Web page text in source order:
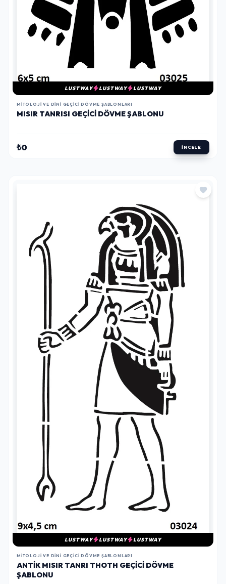
LUSTWAY LUSTWAY LUSTWAY
MITOLOJI VE DINI GEÇICI DÖVME ŞABLONLARI
MISIR TANRISI GEÇICI DÖVME ŞABLONU
₺0 İNCELE
LUSTWAY LUSTWAY LUSTWAY
MITOLOJI VE DINI GEÇICI DÖVME ŞABLONLARI
ANTIK MISIR TANRI THOTH GEÇICI DÖVME
ŞABLONU